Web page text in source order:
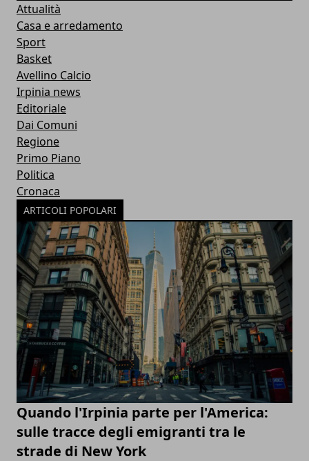
Attualità
Casa e arredamento
Sport
Basket
Avellino Calcio
Irpinia news
Editoriale
Dai Comuni
Regione
Primo Piano
Politica
Cronaca
ARTICOLI POPOLARI
Quando l'Irpinia parte per l'America:
sulle tracce degli emigranti tra le
strade di New York